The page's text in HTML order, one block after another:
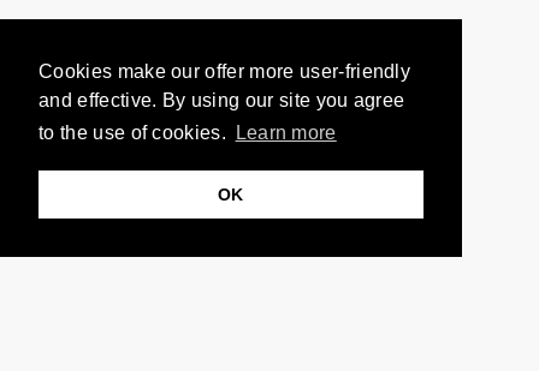
Cookies make our offer more user-friendly
and effective. By using our site you agree
to the use of cookies.
Learn more
OK